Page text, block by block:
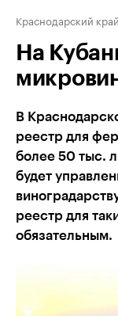
Краснодарский край
На
В
реестр для
более 50 тыс.
будет
реестр для
обязательным.